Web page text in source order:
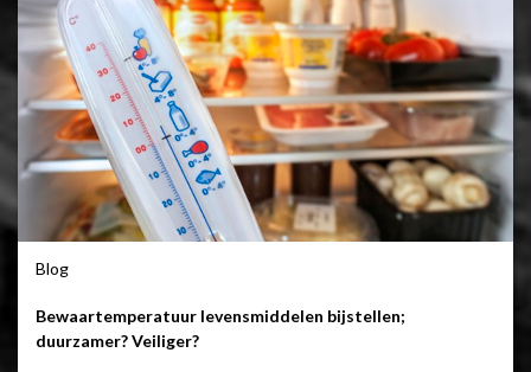
Blog
Bewaartemperatuur levensmiddelen bijstellen;
duurzamer? Veiliger?